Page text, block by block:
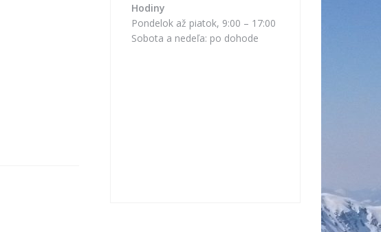
Hodiny
Pondelok až piatok, 9:00 – 17:00
Sobota a nedeľa: po dohode